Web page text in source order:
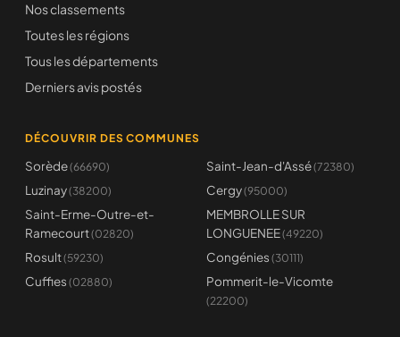
Nos classements
Toutes les régions
Tous les départements
Derniers avis postés
DÉCOUVRIR DES COMMUNES
Sorède(66690) Saint-Jean-d'Assé(72380)
Luzinay(38200) Cergy(95000)
Saint-Erme-Outre-et-
Ramecourt(02820)
MEMBROLLE SUR
LONGUENEE(49220)
Rosult(59230) Congénies (30111)
Cuffies (02880) Pommerit-le-Vicomte
(22200)